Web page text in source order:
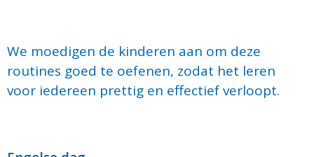
We moedigen de kinderen aan om deze
routines goed te oefenen, zodat het leren
voor iedereen prettig en effectief verloopt.